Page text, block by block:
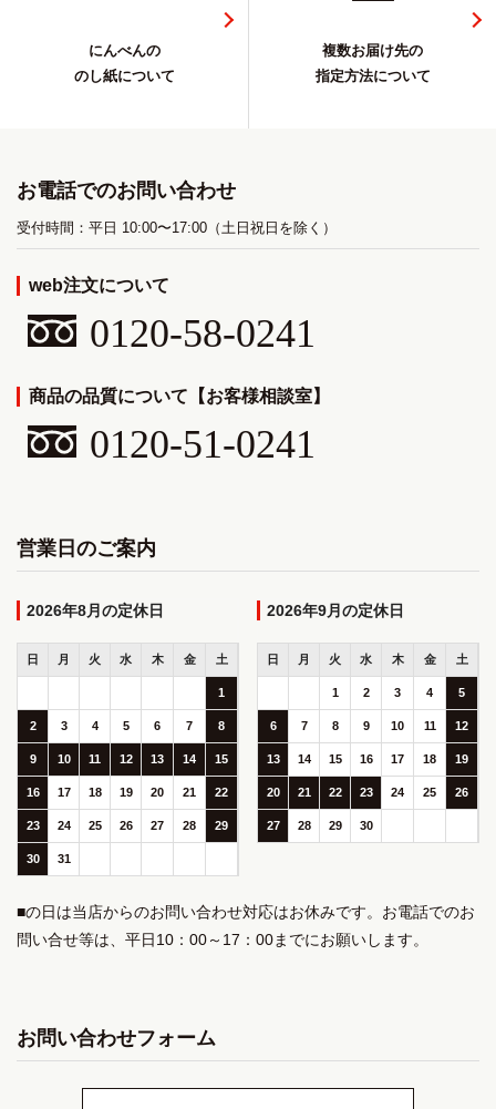
にんべんの
のし紙について
複数お届け先の
指定方法について
お電話でのお問い合わせ
受付時間：平日 10:00〜17:00（土日祝日を除く）
web注文について
0120-58-0241
商品の品質について【お客様相談室】
0120-51-0241
営業日のご案内
2026年8月
日 月 火 水 木 金 土
1
2 3 4 5 6 7 8
9 10 11 12 13 14 15
16 17 18 19 20 21 22
23 24 25 26 27 28 29
30 31
2026年9月
日 月 火 水 木 金 土
1 2 3 4 5
6 7 8 9 10 11 12
13 14 15 16 17 18 19
20 21 22 23 24 25 26
27 28 29 30
■の日は当店からのお問い合わせ対応はお休みです。お電話でのお
問い合せ等は、平日10：00～17：00までにお願いします。
お問い合わせフォーム